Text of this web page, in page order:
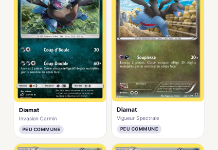
Diamat
Invasion Carmin
PEU COMMUNE
Diamat
Vigueur Spectrale
PEU COMMUNE